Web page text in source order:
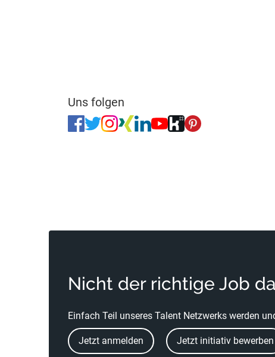
Uns folgen
Nicht der richtige Job
Einfach Teil unseres Talent Netzwerks werden
Jetzt anmelden Jetzt initiativ bewerben